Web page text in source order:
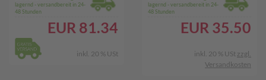
lagernd - versandbereit in 24-
48 Stunden
EUR 81.34
inkl. 20 % USt
lagernd - versandbereit in 24-
48 Stunden
EUR 35.50
inkl. 20 % USt zzgl.
Versandkosten